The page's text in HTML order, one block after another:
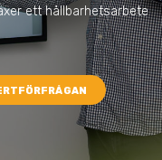
ett hållbarhetsarbete